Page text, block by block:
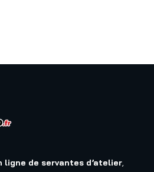
ligne de servantes d’atelier